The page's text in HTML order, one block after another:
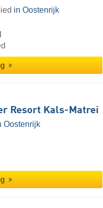
in Oostenrijk
Resort Kals-Matrei
Oostenrijk